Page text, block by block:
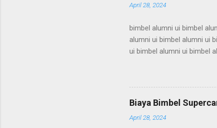
April 28, 2024
bimbel alumni ui bimbel
alumni ui bimbel alumni ui
ui bimbel alumni ui bimbel
alumni ui bimbel alumni
ui bimbel alumni ui bimbel
bimbel alumni ui bimbel
alumni ui bimbel alumni ui
Biaya Bimbel
April 28, 2024